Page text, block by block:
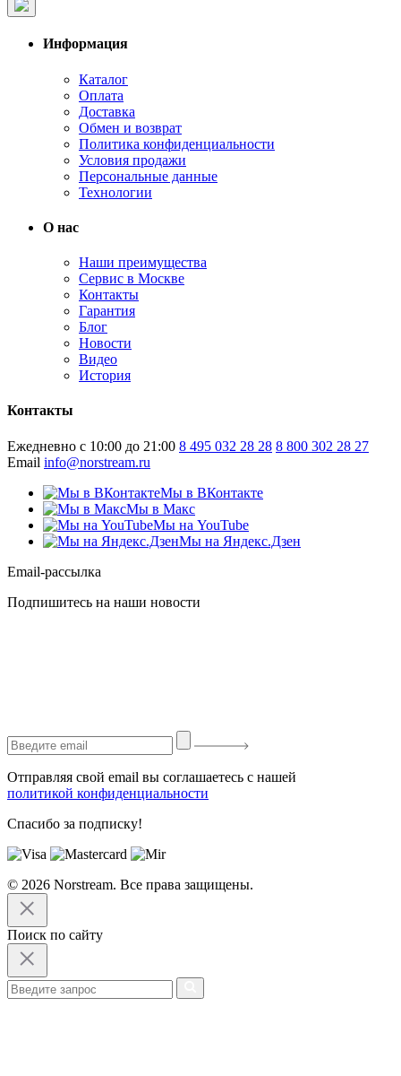
Информация
Каталог
Оплата
Доставка
Обмен и возврат
Политика конфиденциальности
Условия продажи
Персональные данные
Технологии
О нас
Наши преимущества
Сервис в Москве
Контакты
Гарантия
Блог
Новости
Видео
История
Контакты
Ежедневно с 10:00 до 21:00 8 495 032 28 28 8 800 302 28 27
Email info@norstream.ru
Мы в ВКонтакте
Мы в Макс
Мы на YouTube
Мы на Яндекс.Дзен
Email-рассылка
Подпишитесь на наши новости
Отправляя свой email вы соглашаетесь с нашей
политикой конфиденциальности
Спасибо за подписку!
© 2026 Norstream. Все права защищены.
Поиск по сайту